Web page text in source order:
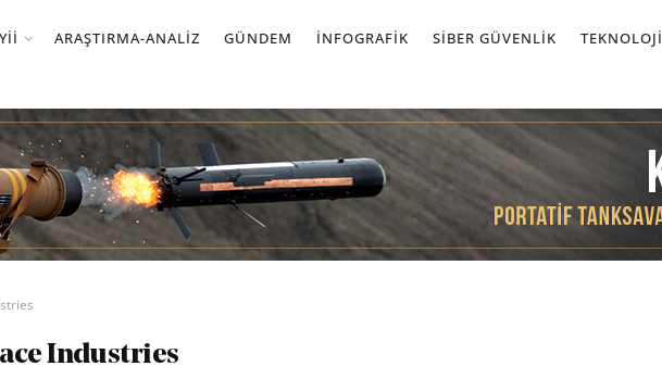
ARAŞTIRMA-ANALIZ GÜNDEM İNFOGRAFIK SIBER GÜVENLIK TEKNOLOJI
Industries